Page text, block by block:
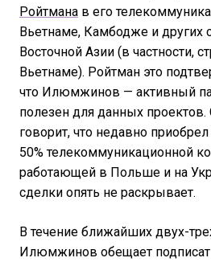
Ройтмана в его
Вьетнаме, Камбодже и других
Восточной Азии (в частности,
Вьетнаме). Ройтман это
что Илюмжинов — активный
полезен для данных
говорит, что недавно приобрел
50% телекоммуникационной
работающей в Польше и на
сделки опять не раскрывает.
В течение ближайших двух-
Илюмжинов обещает